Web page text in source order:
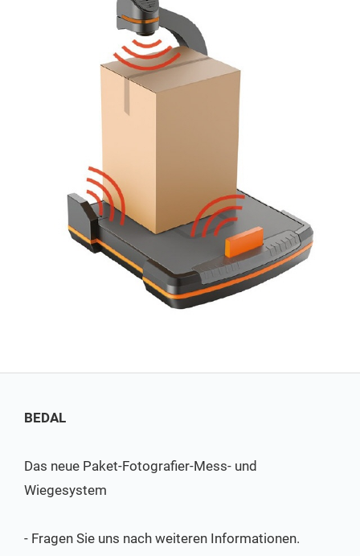
BEDAL
Das neue Paket-Fotografier-Mess- und
Wiegesystem
- Fragen Sie uns nach weiteren Informationen.